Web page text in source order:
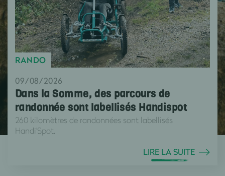
RANDO
09/08/2026
Dans la Somme, des parcours de
randonnée sont labellisés Handispot
260 kilomètres de randonnées sont labellisés
Handi'Spot.
LIRE LA SUITE